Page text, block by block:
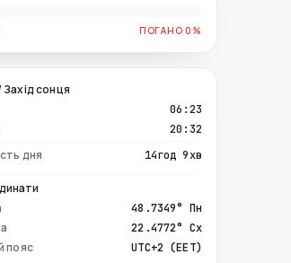
ПОГАНО 0%
Захід сонця
06:23
20:32
дня 14год 9хв
48.7349° Пн
22.4772° Сх
пояс UTC+2 (EET)